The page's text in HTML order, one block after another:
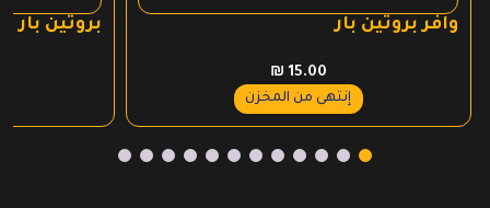
وافر بروتين بار
₪ 15.00
إنتهى من المخزن
بروتين بار بورن وينر